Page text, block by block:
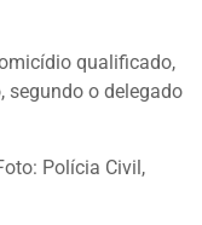
qualificado,
segundo o delegado
Polícia Civil,